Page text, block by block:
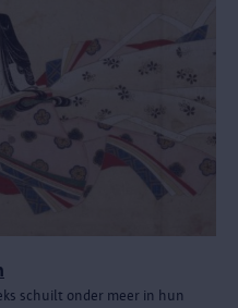
schuilt onder meer in hun